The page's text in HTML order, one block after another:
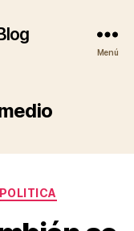
Menú
POLITICA